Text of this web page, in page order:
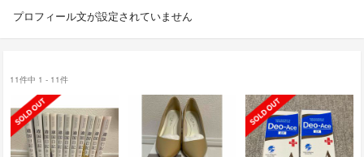
プロフィール文が設定されていません
11件中 1 - 11件